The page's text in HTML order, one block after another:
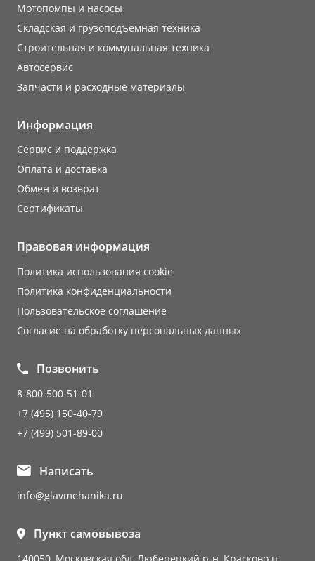
Мотопомпы и насосы
Складская и грузоподъемная техника
Строительная и коммунальная техника
Автосервис
Запчасти и расходные материалы
Информация
Сервис и поддержка
Оплата и доставка
Обмен и возврат
Сертификаты
Правовая информация
Политика использования cookie
Политика конфиденциальности
Пользовательское соглашение
Согласие на обработку персональных данных
Позвонить
8-800-500-51-01
+7 (495) 150-40-79
+7 (499) 501-89-00
Написать
info@glavmehanika.ru
Пункт самовывоза